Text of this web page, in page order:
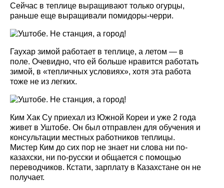
Сейчас в теплице выращивают только огурцы,
раньше еще выращивали помидоры-черри.
Гаухар зимой работает в теплице, а летом — в
поле. Очевидно, что ей больше нравится работать
зимой, в «тепличных условиях», хотя эта работа
тоже не из легких.
Ким Хак Су приехал из Южной Кореи и уже 2 года
живет в Уштобе. Он был отправлен для обучения и
консультации местных работников теплицы.
Мистер Ким до сих пор не знает ни слова ни по-
казахски, ни по-русски и общается с помощью
переводчиков. Кстати, зарплату в Казахстане он не
получает.